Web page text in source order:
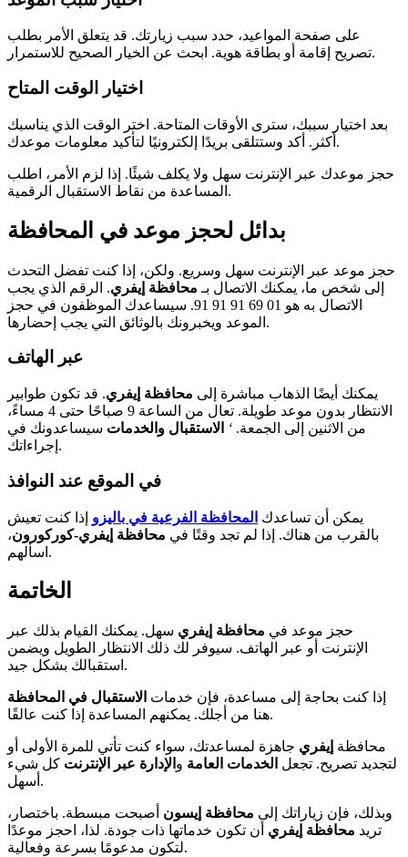
على صفحة المواعيد، حدد سبب زيارتك. قد يتعلق الأمر بطلب
تصريح إقامة أو بطاقة هوية. ابحث عن الخيار الصحيح للاستمرار.
اختيار الوقت المتاح
بعد اختيار سببك، سترى الأوقات المتاحة. اختر الوقت الذي يناسبك
أكثر. أكد وستتلقى بريدًا إلكترونيًا لتأكيد معلومات موعدك.
حجز موعدك عبر الإنترنت سهل ولا يكلف شيئًا. إذا لزم الأمر، اطلب
المساعدة من نقاط الاستقبال الرقمية.
بدائل لحجز موعد في المحافظة
حجز موعد عبر الإنترنت سهل وسريع. ولكن، إذا كنت تفضل التحدث
إلى شخص ما، يمكنك الاتصال بـ محافظة إيفري. الرقم الذي يجب
الاتصال به هو 01 69 91 91 91. سيساعدك الموظفون في حجز
الموعد ويخبرونك بالوثائق التي يجب إحضارها.
عبر الهاتف
يمكنك أيضًا الذهاب مباشرة إلى محافظة إيفري. قد تكون طوابير
الانتظار بدون موعد طويلة. تعال من الساعة 9 صباحًا حتى 4 مساءً،
من الاثنين إلى الجمعة. ‘ الاستقبال والخدمات سيساعدونك في
إجراءاتك.
في الموقع عند النوافذ
يمكن أن تساعدك المحافظة الفرعية في باليزو إذا كنت تعيش
بالقرب من هناك. إذا لم تجد وقتًا في محافظة إيفري-كوركورون،
اسألهم.
الخاتمة
حجز موعد في محافظة إيفري سهل. يمكنك القيام بذلك عبر
الإنترنت أو عبر الهاتف. سيوفر لك ذلك الانتظار الطويل ويضمن
استقبالك بشكل جيد.
إذا كنت بحاجة إلى مساعدة، فإن خدمات الاستقبال في المحافظة
هنا من أجلك. يمكنهم المساعدة إذا كنت عالقًا.
محافظة إيفري جاهزة لمساعدتك، سواء كنت تأتي للمرة الأولى أو
لتجديد تصريح. تجعل الخدمات العامة و الإدارة عبر الإنترنت كل شيء
أسهل.
وبذلك، فإن زياراتك إلى محافظة إيسون أصبحت مبسطة. باختصار،
تريد محافظة إيفري أن تكون خدماتها ذات جودة. لذا، احجز موعدًا
لتكون مدعومًا بسرعة وفعالية.